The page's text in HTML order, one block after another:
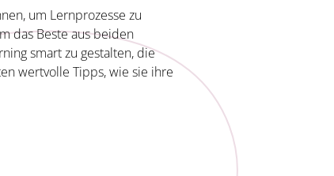
um Lernprozesse zu
das Beste aus beiden
smart zu gestalten, die
wertvolle Tipps, wie sie ihre